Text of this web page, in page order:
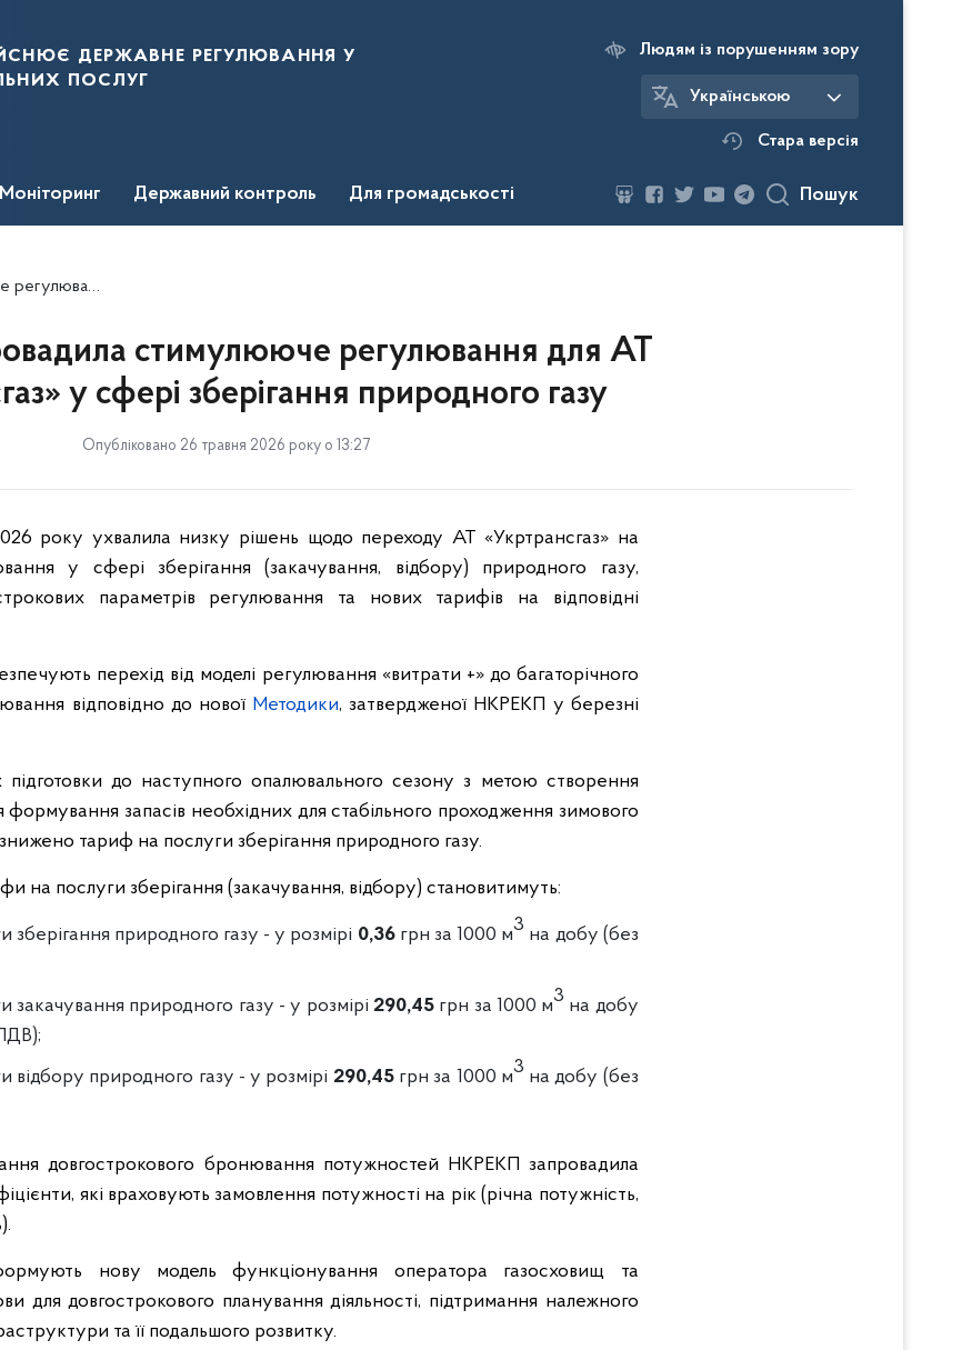
державне регулювання у
послуг
Людям із порушенням зору
Українською
Стара версія
Моніторинг Державний контроль Для громадськості Пошук
природного газу
стимулююче регулювання для АТ
у сфері зберігання природного газу
Опубліковано 26 травня 2026 року о 13:27
року ухвалила низку рішень щодо переходу АТ «Укртрансгаз» на
у сфері зберігання (закачування, відбору) природного газу,
параметрів регулювання та нових тарифів на відповідні
перехід від моделі регулювання «витрати +» до багаторічного
відповідно до нової Методики, затвердженої НКРЕКП у березні
до наступного опалювального сезону з метою створення
запасів необхідних для стабільного проходження зимового
тариф на послуги зберігання природного газу.
на послуги зберігання (закачування, відбору) становитимуть:
зберігання природного газу - у розмірі 0,36грн за 1000 м3 на добу (без
закачування природного газу - у розмірі 290,45грн за 1000 м3 на добу
відбору природного газу - у розмірі 290,45грн за 1000 м3 на добу (без
довгострокового бронювання потужностей НКРЕКП запровадила
які враховують замовлення потужності на рік (річна потужність,
нову модель функціонування оператора газосховищ та
для довгострокового планування діяльності, підтримання належного
та її подальшого розвитку.